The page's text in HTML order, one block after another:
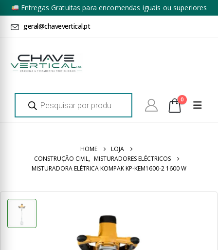
Entregas Gratuitas para encomendas iguais ou superiores
a 100€ + IVA*
geral@chavevertical.pt
Products
search 0
HOME
LOJA
CONSTRUÇÃO CIVIL, MISTURADORES ELÉCTRICOS
MISTURADORA ELÉTRICA KOMPAK KP-KEM1600-2 1600 W